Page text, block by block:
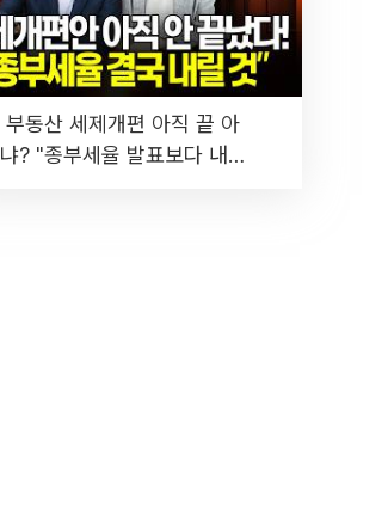
부동산 세제개편 아직 끝 아
냐? "종부세율 발표보다 내릴